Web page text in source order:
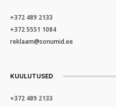
+372 489 2133
+372 5551 1084
reklaam@sonumid.ee
KUULUTUSED
+372 489 2133